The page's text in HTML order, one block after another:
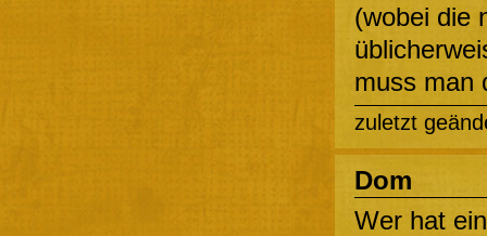
(wobei die
muss man
zuletzt
Dom
Wer hat